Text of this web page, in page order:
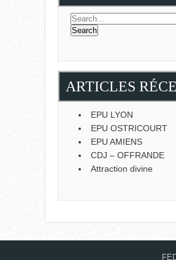
ARTICLES
EPU LYON
EPU OSTRICOURT
EPU AMIENS
CDJ – OFFRANDE
Attraction divine